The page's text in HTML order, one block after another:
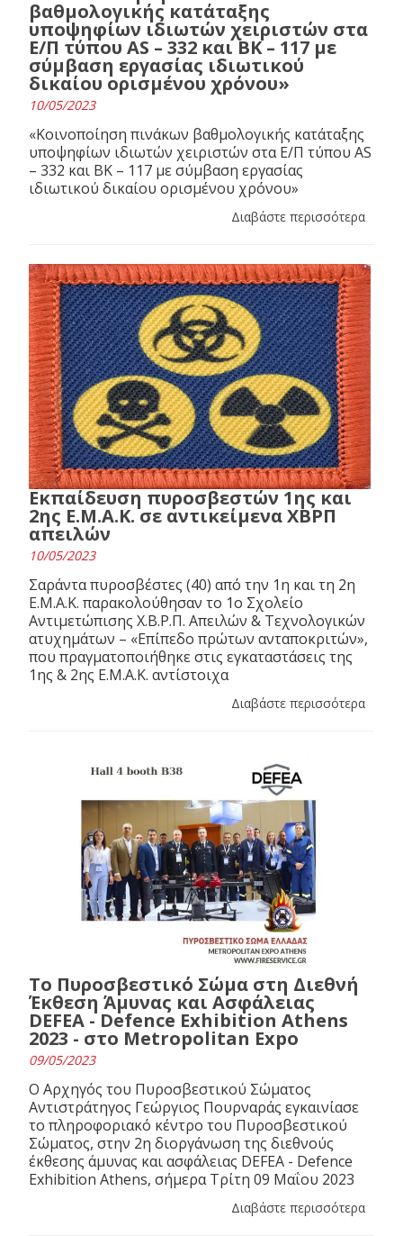
βαθμολογικής κατάταξης
υποψηφίων ιδιωτών χειριστών στα
Ε/Π τύπου AS – 332 και BK – 117 με
σύμβαση εργασίας ιδιωτικού
δικαίου ορισμένου χρόνου»
10/05/2023
«Κοινοποίηση πινάκων βαθμολογικής κατάταξης
υποψηφίων ιδιωτών χειριστών στα Ε/Π τύπου AS
– 332 και BK – 117 με σύμβαση εργασίας
ιδιωτικού δικαίου ορισμένου χρόνου»
Διαβάστε περισσότερα
Εκπαίδευση πυροσβεστών 1ης και
2ης Ε.Μ.Α.Κ. σε αντικείμενα ΧΒΡΠ
απειλών
10/05/2023
Σαράντα πυροσβέστες (40) από την 1η και τη 2η
Ε.Μ.Α.Κ. παρακολούθησαν το 1ο Σχολείο
Αντιμετώπισης Χ.Β.Ρ.Π. Απειλών & Τεχνολογικών
ατυχημάτων – «Επίπεδο πρώτων ανταποκριτών»,
που πραγματοποιήθηκε στις εγκαταστάσεις της
1ης & 2ης Ε.Μ.Α.Κ. αντίστοιχα
Διαβάστε περισσότερα
Το Πυροσβεστικό Σώμα στη Διεθνή
Έκθεση Άμυνας και Ασφάλειας
DEFEA - Defence Exhibition Athens
2023 - στο Metropolitan Expo
09/05/2023
Ο Αρχηγός του Πυροσβεστικού Σώματος
Αντιστράτηγος Γεώργιος Πουρναράς εγκαινίασε
το πληροφοριακό κέντρο του Πυροσβεστικού
Σώματος, στην 2η διοργάνωση της διεθνούς
έκθεσης άμυνας και ασφάλειας DEFEA - Defence
Exhibition Athens, σήμερα Τρίτη 09 Μαΐου 2023
Διαβάστε περισσότερα